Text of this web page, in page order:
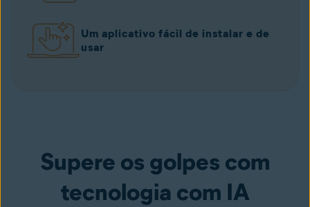
Um aplicativo fácil de instalar e de
usar
Supere os golpes com
tecnologia com IA